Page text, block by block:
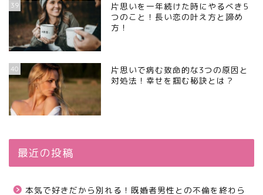
39
片思いを一年続けた時にやるべき5
つのこと！長い恋の叶え方と諦め
方！
40
片思いで病む致命的な3つの原因と
対処法！幸せを掴む秘訣とは？
最近の投稿
本気で好きだから別れる！既婚者男性との不倫を終わら